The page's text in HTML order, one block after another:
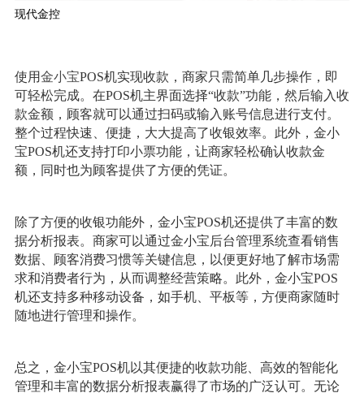
现代金控
使用金小宝POS机实现收款，商家只需简单几步操作，即
可轻松完成。在POS机主界面选择“收款”功能，然后输入收
款金额，顾客就可以通过扫码或输入账号信息进行支付。
整个过程快速、便捷，大大提高了收银效率。此外，金小
宝POS机还支持打印小票功能，让商家轻松确认收款金
额，同时也为顾客提供了方便的凭证。
除了方便的收银功能外，金小宝POS机还提供了丰富的数
据分析报表。商家可以通过金小宝后台管理系统查看销售
数据、顾客消费习惯等关键信息，以便更好地了解市场需
求和消费者行为，从而调整经营策略。此外，金小宝POS
机还支持多种移动设备，如手机、平板等，方便商家随时
随地进行管理和操作。
总之，金小宝POS机以其便捷的收款功能、高效的智能化
管理和丰富的数据分析报表赢得了市场的广泛认可。无论